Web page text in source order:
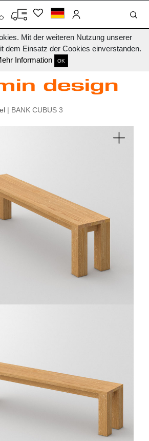
Mit der weiteren Nutzung unserer
dem Einsatz der Cookies einverstanden.
Information
OK
| BANK CUBUS 3